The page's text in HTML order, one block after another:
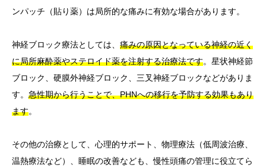
ンパッチ（貼り薬）は局所的な痛みに有効な場合があります。
神経ブロック療法としては、 痛みの原因となっている神経の近く
に局所麻酔薬やステロイド薬を注射する治療法です。星状神経節
ブロック、硬膜外神経ブロック、三叉神経ブロックなどがありま
す。 急性期から行うことで、PHNへの移行を予防する効果もあり
ます。
その他の治療として、心理的サポート、物理療法（低周波治療、
温熱療法など）、睡眠の改善なども、慢性頭痛の管理に役立てら